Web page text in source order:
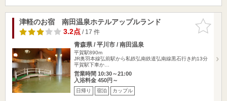
お気に入
りに追加
津軽のお宿 南田温泉ホテルアップルランド
3.2点/ 17 件
青森県 / 平川市 / 南田温泉
平賀駅890m
JR奥羽本線弘前駅から私鉄弘南鉄道弘南線黒石行き約13分
平賀駅下車か…
営業時間 10:30～21:00
入浴料金 450円～
日帰り 宿泊 カップル